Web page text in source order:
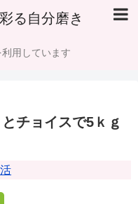
る自分磨き
用しています
チョイスで5ｋｇ